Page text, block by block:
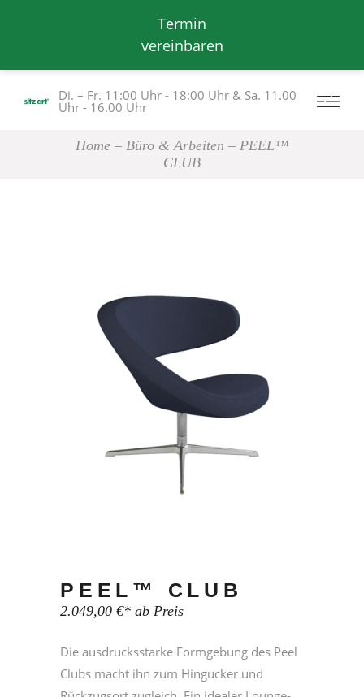
Termin
vereinbaren
Di. – Fr. 11:00 Uhr - 18:00 Uhr & Sa. 11.00
Uhr - 16.00 Uhr
Home Büro & Arbeiten
PEEL™
CLUB
PEEL™ CLUB
2.049,00 €* ab Preis
Die ausdrucksstarke Formgebung des Peel
Clubs macht ihn zum Hingucker und